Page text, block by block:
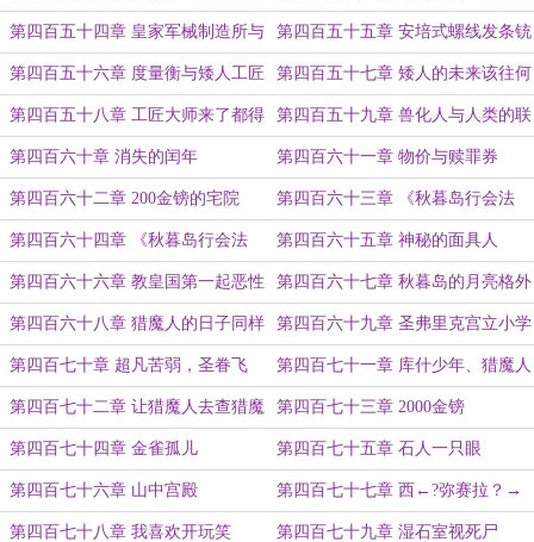
第四百五十四章 皇家军械制造所与
机械宫工程研究院
第四百五十五章 安培式螺线发条铳
原型
第四百五十六章 度量衡与矮人工匠 第四百五十七章 矮人的未来该往何
处去？
第四百五十八章 工匠大师来了都得
站起来敬酒
第四百五十九章 兽化人与人类的联
姻
第四百六十章 消失的闰年 第四百六十一章 物价与赎罪券
第四百六十二章 200金镑的宅院 第四百六十三章 《秋暮岛行会法
案》（上）
第四百六十四章 《秋暮岛行会法
案》（下）
第四百六十五章 神秘的面具人
第四百六十六章 教皇国第一起恶性
凶杀案
第四百六十七章 秋暮岛的月亮格外
圆
第四百六十八章 猎魔人的日子同样
不好过
第四百六十九章 圣弗里克宫立小学
第四百七十章 超凡苦弱，圣眷飞
升！
第四百七十一章 库什少年、猎魔人
与奇迹神甫
第四百七十二章 让猎魔人去查猎魔
人
第四百七十三章 2000金镑
第四百七十四章 金雀孤儿 第四百七十五章 石人一只眼
第四百七十六章 山中宫殿 第四百七十七章 西←?弥赛拉？→
东
第四百七十八章 我喜欢开玩笑 第四百七十九章 湿石室视死尸